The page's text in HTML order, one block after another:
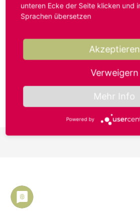
Benutzername oder E-Mail-Adresse*
Passwort*
unteren Ecke der Seite klicken und
Sprachen übersetzen
Akzeptieren
Verweigern
Mehr Info
Powered by